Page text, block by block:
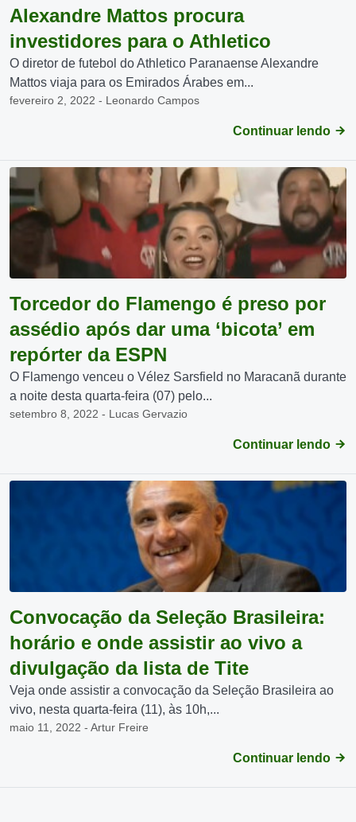
Alexandre Mattos procura
investidores para o Athletico
O diretor de futebol do Athletico Paranaense Alexandre
Mattos viaja para os Emirados Árabes em...
fevereiro 2, 2022 - Leonardo Campos
Continuar lendo
Torcedor do Flamengo é preso por
assédio após dar uma ‘bicota’ em
repórter da ESPN
O Flamengo venceu o Vélez Sarsfield no Maracanã durante
a noite desta quarta-feira (07) pelo...
setembro 8, 2022 - Lucas Gervazio
Continuar lendo
Convocação da Seleção Brasileira:
horário e onde assistir ao vivo a
divulgação da lista de Tite
Veja onde assistir a convocação da Seleção Brasileira ao
vivo, nesta quarta-feira (11), às 10h,...
maio 11, 2022 - Artur Freire
Continuar lendo